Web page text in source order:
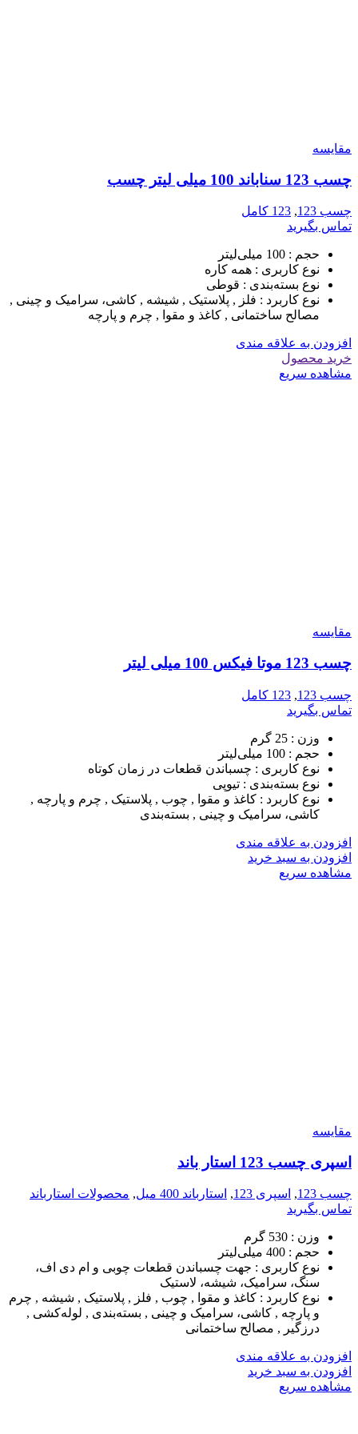
مقایسه
چسب 123 سناباند 100 میلی لیتر چسب
چسب 123 , 123 کامل
تماس بگیرید
حجم : 100 میلی‌لیتر
نوع کاربری : همه کاره
نوع بسته‌بندی : قوطی
نوع کاربرد : فلز , پلاستیک , شیشه , کاشی، سرامیک و چینی ,
مصالح ساختمانی , کاغذ و مقوا , چرم و پارچه
افزودن به علاقه مندی
خرید محصول
مشاهده سریع
مقایسه
چسب 123 موتا فیکس 100 میلی لیتر
چسب 123 , 123 کامل
تماس بگیرید
وزن : 25 گرم
حجم : 100 میلی‌لیتر
نوع کاربری : چسباندن قطعات در زمان کوتاه
نوع بسته‌بندی : تیوپی
نوع کاربرد : کاغذ و مقوا , چوب , پلاستیک , چرم و پارچه ,
کاشی، سرامیک و چینی , بسته‌بندی
افزودن به علاقه مندی
افزودن به سبد خرید
مشاهده سریع
مقایسه
اسپری چسب 123 استار باند
چسب 123 , اسپری 123 , استارباند 400 میل , محصولات استارباند
تماس بگیرید
وزن : 530 گرم
حجم : 400 میلی‌لیتر
نوع کاربری : جهت چسباندن قطعات چوبی و ام دی اف،
سنگ، سرامیک، شیشه، لاستیک
نوع کاربرد : کاغذ و مقوا , چوب , فلز , پلاستیک , شیشه , چرم
و پارچه , کاشی، سرامیک و چینی , بسته‌بندی , لوله‌کشی ,
درزگیر , مصالح ساختمانی
افزودن به علاقه مندی
افزودن به سبد خرید
مشاهده سریع